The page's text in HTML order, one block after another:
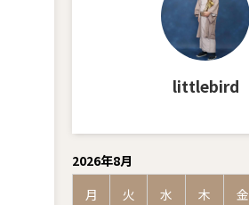
littlebird
2026年8月
月
火 水 木 金